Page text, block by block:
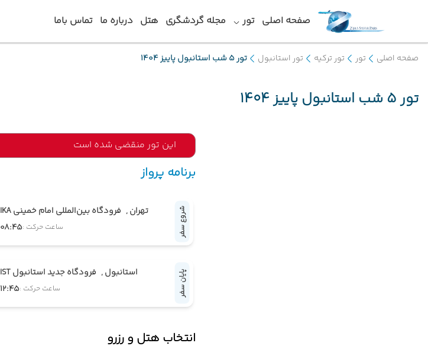
صفحه اصلی تور مجله گردشگری هتل درباره ما تماس باما
صفحه اصلی تور تور ترکیه تور استانبول تور 5 شب استانبول پاییز 1404
تور 5 شب استانبول پاییز 1404
این تور منقضی شده است
برنامه پرواز
شروع سفر تهران , فرودگاه بین‌المللی امام خمینی IKA
ساعت حرکت :08:45
پایان سفر استانبول , فرودگاه جدید استانبول IST
ساعت حرکت :12:45
انتخاب هتل و رزرو